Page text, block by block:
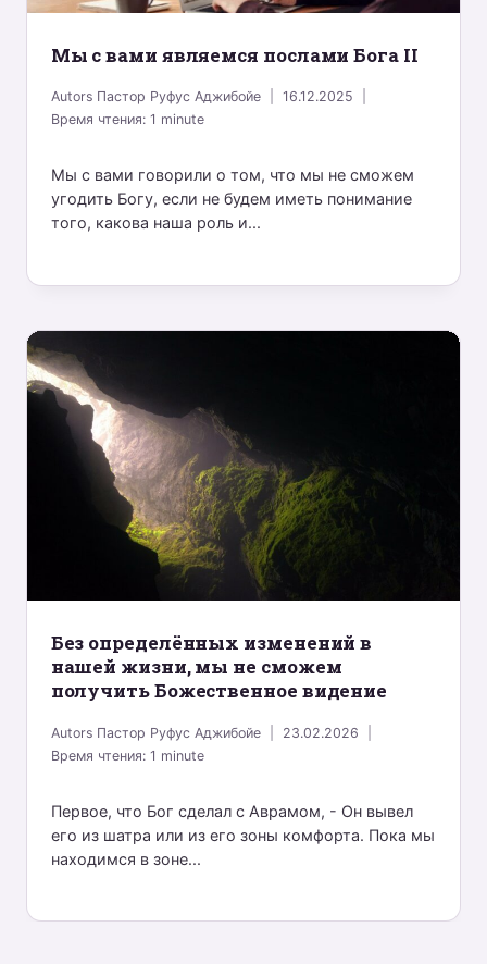
Mы с вами являемся послами Бога II
Autors Пастор Руфус Аджибойе
16.12.2025
Время чтения:1 minute
Мы с вами говорили о том, что мы не сможем
угодить Богу, если не будем иметь понимание
того, какова наша роль и...
Без определённых изменений в
нашей жизни, мы не сможем
получить Божественное видение
Autors Пастор Руфус Аджибойе
23.02.2026
Время чтения:1 minute
Первое, что Бог сделал с Аврамом, - Он вывел
его из шатра или из его зоны комфорта. Пока мы
находимся в зоне...